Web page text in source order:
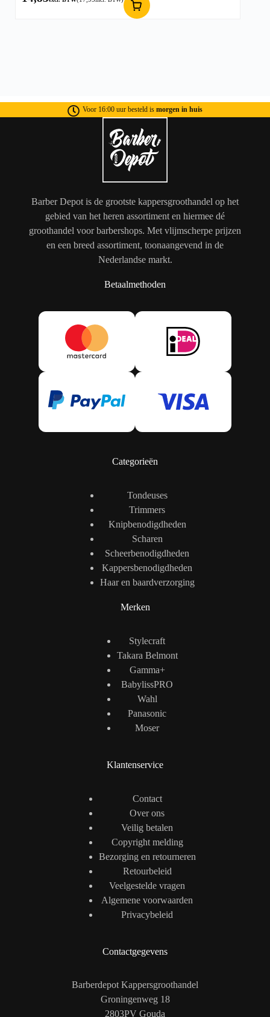
Voor 16:00 uur besteld is morgen in huis
Barber Depot is de grootste kappersgroothandel op het
gebied van het heren assortiment en hiermee dé
groothandel voor barbershops. Met vlijmscherpe prijzen
en een breed assortiment, toonaangevend in de
Nederlandse markt.
Betaalmethoden
Categorieën
Tondeuses
Trimmers
Knipbenodigdheden
Scharen
Scheerbenodigdheden
Kappersbenodigdheden
Haar en baardverzorging
Merken
Stylecraft
Takara Belmont
Gamma+
BabylissPRO
Wahl
Panasonic
Moser
Klantenservice
Contact
Over ons
Veilig betalen
Copyright melding
Bezorging en retourneren
Retourbeleid
Veelgestelde vragen
Algemene voorwaarden
Privacybeleid
Contactgegevens
Barberdepot Kappersgroothandel
Groningenweg 18
2803PV Gouda